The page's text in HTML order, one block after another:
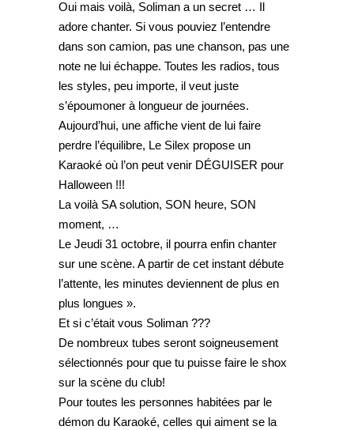
Oui mais voilà, Soliman a un secret … Il
adore chanter. Si vous pouviez l’entendre
dans son camion, pas une chanson, pas une
note ne lui échappe. Toutes les radios, tous
les styles, peu importe, il veut juste
s’époumoner à longueur de journées.
Aujourd’hui, une affiche vient de lui faire
perdre l’équilibre, Le Silex propose un
Karaoké où l’on peut venir DÉGUISER pour
Halloween !!!
La voilà SA solution, SON heure, SON
moment, …
Le Jeudi 31 octobre, il pourra enfin chanter
sur une scène. A partir de cet instant débute
l’attente, les minutes deviennent de plus en
plus longues ».
Et si c’était vous Soliman ???
De nombreux tubes seront soigneusement
sélectionnés pour que tu puisse faire le shox
sur la scène du club!
Pour toutes les personnes habitées par le
démon du Karaoké, celles qui aiment se la